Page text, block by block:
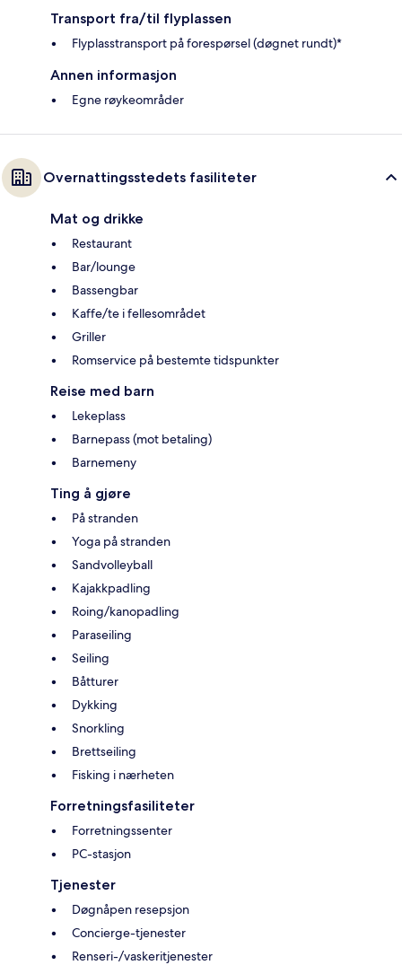
Transport fra/til flyplassen
Flyplasstransport på forespørsel (døgnet rundt)*
Annen informasjon
Egne røykeområder
Overnattingsstedets fasiliteter
Mat og drikke
Restaurant
Bar/lounge
Bassengbar
Kaffe/te i fellesområdet
Griller
Romservice på bestemte tidspunkter
Reise med barn
Lekeplass
Barnepass (mot betaling)
Barnemeny
Ting å gjøre
På stranden
Yoga på stranden
Sandvolleyball
Kajakkpadling
Roing/kanopadling
Paraseiling
Seiling
Båtturer
Dykking
Snorkling
Brettseiling
Fisking i nærheten
Forretningsfasiliteter
Forretningssenter
PC-stasjon
Tjenester
Døgnåpen resepsjon
Concierge-tjenester
Renseri-/vaskeritjenester